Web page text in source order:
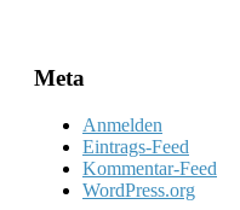
Meta
Anmelden
Eintrags-Feed
Kommentar-Feed
WordPress.org